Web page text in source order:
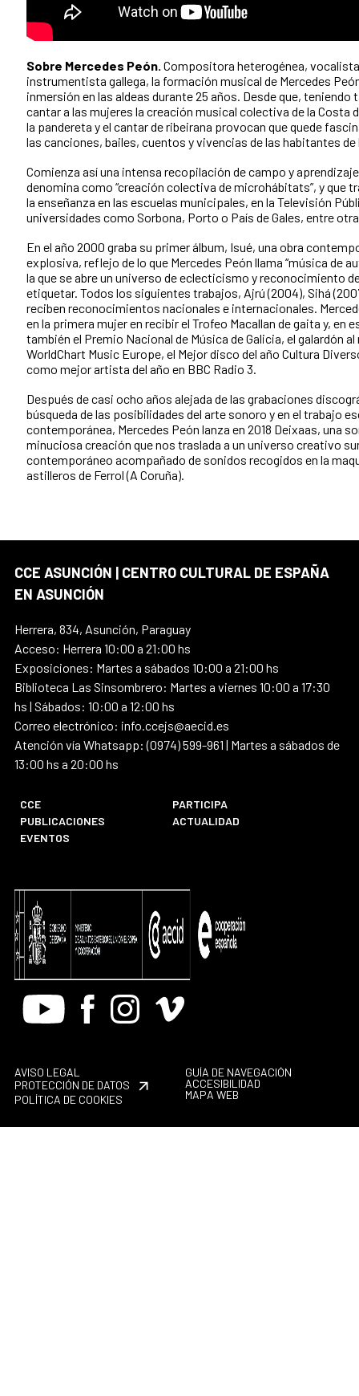
Sobre Mercedes Peón. Compositora heterogénea,
instrumentista gallega, la formación musical de Mercedes
inmersión en las aldeas durante 25 años. Desde que, teniendo
cantar a las mujeres la creación musical colectiva de la Costa
la pandereta y el cantar de ribeirana provocan que quede
las canciones, bailes, cuentos y vivencias de las habitantes de
Comienza así una intensa recopilación de campo y
denomina como “creación colectiva de microhábitats”, y que
la enseñanza en las escuelas municipales, en la Televisión
universidades como Sorbona, Porto o País de Gales, entre
En el año 2000 graba su primer álbum, Isué, una obra
explosiva, reflejo de lo que Mercedes Peón llama “música de
la que se abre un universo de eclecticismo y reconocimiento
etiquetar. Todos los siguientes trabajos, Ajrú (2004), Sihá
reciben reconocimientos nacionales e internacionales.
en la primera mujer en recibir el Trofeo Macallan de gaita y, en
también el Premio Nacional de Música de Galicia, el galardón
WorldChart Music Europe, el Mejor disco del año Cultura
como mejor artista del año en BBC Radio 3.
Después de casi ocho años alejada de las grabaciones
búsqueda de las posibilidades del arte sonoro y en el trabajo
contemporánea, Mercedes Peón lanza en 2018 Deixaas, una
minuciosa creación que nos traslada a un universo creativo
contemporáneo acompañado de sonidos recogidos en la
astilleros de Ferrol (A Coruña).
CCE ASUNCIÓN | CENTRO CULTURAL DE ESPAÑA
EN ASUNCIÓN
Herrera, 834, Asunción, Paraguay
Acceso: Herrera 10:00 a 21:00 hs
Exposiciones: Martes a sábados 10:00 a 21:00 hs
Biblioteca Las Sinsombrero: Martes a viernes 10:00 a 17:30
hs | Sábados: 10:00 a 12:00 hs
Correo electrónico: info.ccejs@aecid.es
Atención vía Whatsapp: (0974) 599-961 | Martes a sábados de
13:00 hs a 20:00 hs
CCE
PARTICIPA
PUBLICACIONES
ACTUALIDAD
EVENTOS
Youtube FacebookInstagram
Vimeo
AVISO LEGAL
PROTECCIÓN DE DATOS
POLÍTICA DE COOKIES
GUÍA DE NAVEGACIÓN
ACCESIBILIDAD
MAPA WEB